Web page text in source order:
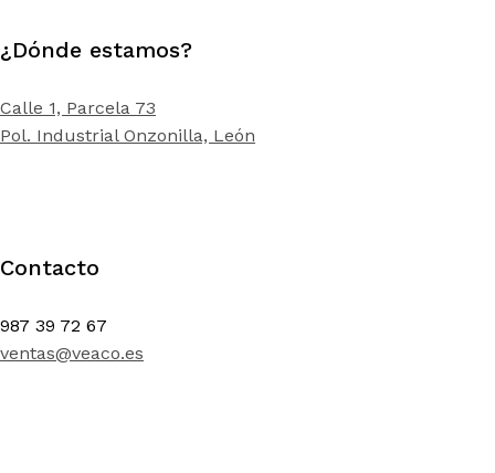
¿Dónde estamos?
Calle 1, Parcela 73
Pol. Industrial Onzonilla, León
Contacto
987 39 72 67
ventas@veaco.es